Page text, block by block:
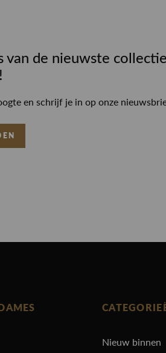
van de nieuwste
en schrijf je in op onze
Nieuw binnen